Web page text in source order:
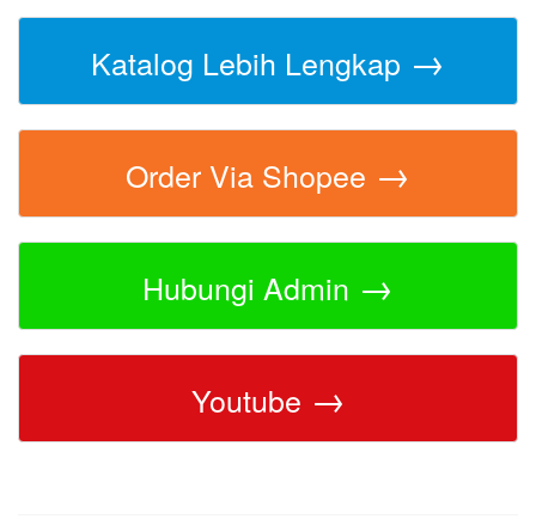
Katalog Lebih Lengkap →
Order Via Shopee →
Hubungi Admin →
Youtube →